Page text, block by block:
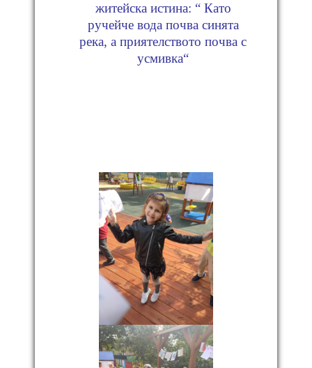
житейска истина: “ Като
ручейче вода почва синята
река, а приятелството почва с
усмивка“